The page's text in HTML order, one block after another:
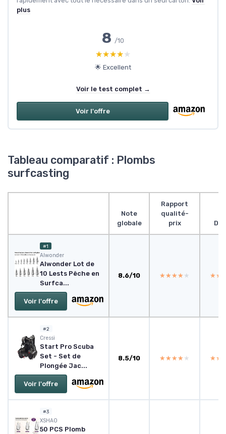
plus
8 /10
★★★★★
★★★★★
🌟 Excellent
Voir le test complet →
Voir l'offre
Tableau comparatif : Plombs
surfcasting
Note
globale
Rapport
qualité-
prix
#1
Alwonder
Alwonder Lot de
10 Lests Pêche en
Surfca...
Voir l'offre
8.6/10 ★★★★★
★★★★★
#2
Cressi
Start Pro Scuba
Set - Set de
Plongée Jac...
Voir l'offre
8.5/10 ★★★★★
★★★★★
#3
XSHAO
50 PCS Plomb